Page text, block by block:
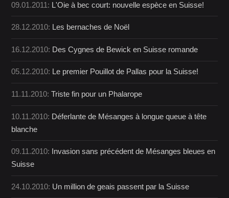
09.01.2011: L'Oie à bec court: nouvelle espèce en Suisse!
28.12.2010: Les bernaches de Noël
16.12.2010: Des Cygnes de Bewick en Suisse romande
05.12.2010: Le premier Pouillot de Pallas pour la Suisse!
11.11.2010:Triste fin pour un Phalarope
10.11.2010: Déferlante de Mésanges à longue queue à tête
blanche
09.11.2010:
Invasion sans précédent de Mésanges bleues en
Suisse
24.10.2010: Un million de geais passent par la Suisse